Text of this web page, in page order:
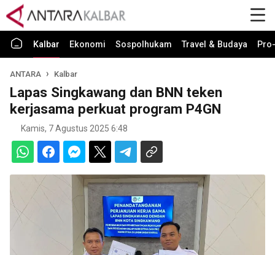
Kalbar Ekonomi Sospolhukam Travel & Budaya
ANTARA Kalbar
Lapas Singkawang dan BNN teken
kerjasama perkuat program P4GN
Kamis, 7 Agustus 2025 6:48